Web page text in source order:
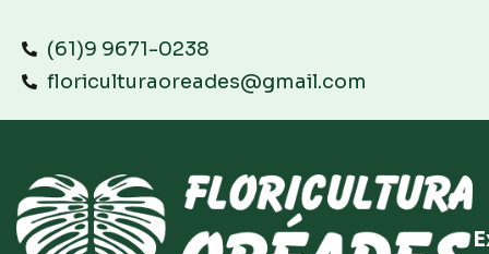
(61)9 9671-0238
floriculturaoreades@gmail.com